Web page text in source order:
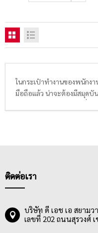
ในกระเป๋าทำงานของพนัก
มือถือแล้ว น่าจะต้องมีสมุด
การจดรายละเอียดต่างๆที่เ
ต้องการพกเอาไว้เตือนความ
รักการจดบันทึกเหตุการณ์ต่า
ติดต่อเรา
บริษัท ดี เอช เอ สยามว
เลขที่ 202 ถนนสุรวงศ์